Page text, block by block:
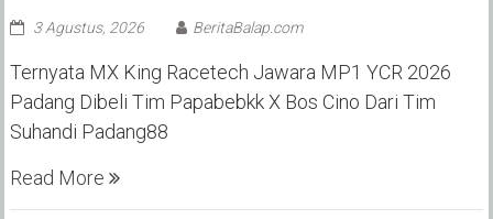
3 Agustus, 2026 BeritaBalap.com
Ternyata MX King Racetech Jawara MP1 YCR 2026
Padang Dibeli Tim Papabebkk X Bos Cino Dari Tim
Suhandi Padang88
Read More